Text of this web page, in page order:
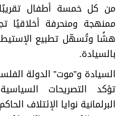
من كل خمسة أطفال
ممنهجة ومنحرفة أخلاقيًا
هشًا وتُسهّل تطبيع
بالسيادة.
السيادة و”موت” الدولة
تؤكد التصريحات